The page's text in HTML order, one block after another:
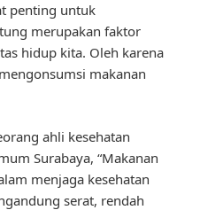
penting untuk
merupakan faktor
hidup kita. Oleh karena
makanan
ahli kesehatan
Surabaya, “Makanan
menjaga kesehatan
serat, rendah